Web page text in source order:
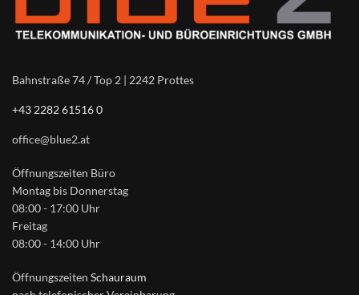
Bahnstraße 74 / Top 2 | 2242 Prottes
+43 2282 61516 0
office@blue2.at
Öffnungszeiten Büro
Montag bis Donnerstag
08:00 - 17:00 Uhr
Freitag
08:00 - 14:00 Uhr
Öffnungszeiten Schauraum